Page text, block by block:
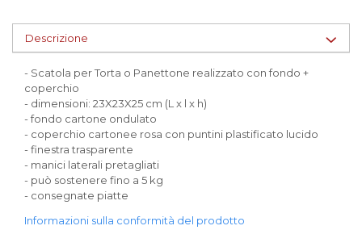
Descrizione
- Scatola per Torta o Panettone realizzato con fondo +
coperchio
- dimensioni: 23X23X25 cm (L x l x h)
- fondo cartone ondulato
- coperchio cartonee rosa con puntini plastificato lucido
- finestra trasparente
- manici laterali pretagliati
- può sostenere fino a 5 kg
- consegnate piatte
Informazioni sulla conformità del prodotto